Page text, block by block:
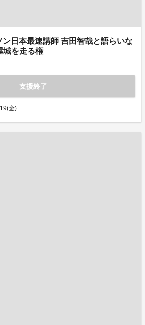
日本最速講師 吉田智哉と語らいな
城を走る権
支援終了
金)